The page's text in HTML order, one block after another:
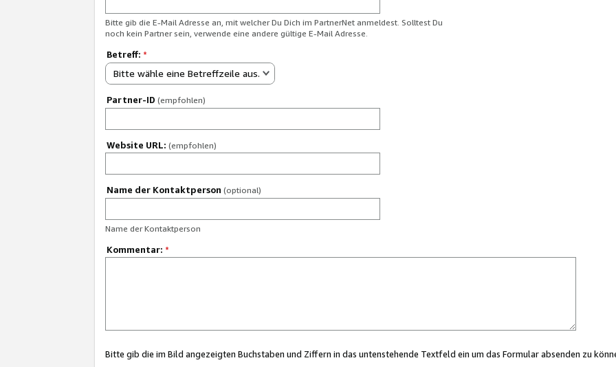
Bitte gib die E-Mail Adresse an, mit welcher Du Dich im PartnerNet anmeldest. Solltest Du
noch kein Partner sein, verwende eine andere gültige E-Mail Adresse.
Betreff: *
Bitte wähle eine Betreffzeile aus.
Partner-ID (empfohlen)
Website URL: (empfohlen)
Name der Kontaktperson (optional)
Name der Kontaktperson
Kommentar: *
Bitte gib die im Bild angezeigten Buchstaben und Ziffern in das untenstehende Textfeld ein um das Formular absenden zu